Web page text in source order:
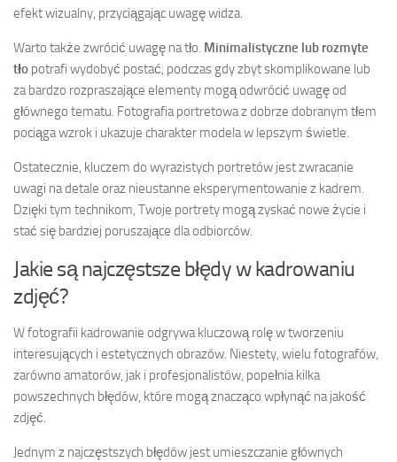
efekt wizualny, przyciągając uwagę widza.
Warto także zwrócić uwagę na tło. Minimalistyczne lub rozmyte
tło potrafi wydobyć postać, podczas gdy zbyt skomplikowane lub
za bardzo rozpraszające elementy mogą odwrócić uwagę od
głównego tematu. Fotografia portretowa z dobrze dobranym tłem
pociąga wzrok i ukazuje charakter modela w lepszym świetle.
Ostatecznie, kluczem do wyrazistych portretów jest zwracanie
uwagi na detale oraz nieustanne eksperymentowanie z kadrem.
Dzięki tym technikom, Twoje portrety mogą zyskać nowe życie i
stać się bardziej poruszające dla odbiorców.
Jakie są najczęstsze błędy w kadrowaniu
zdjęć?
W fotografii kadrowanie odgrywa kluczową rolę w tworzeniu
interesujących i estetycznych obrazów. Niestety, wielu fotografów,
zarówno amatorów, jak i profesjonalistów, popełnia kilka
powszechnych błędów, które mogą znacząco wpłynąć na jakość
zdjęć.
Jednym z najczęstszych błędów jest umieszczanie głównych